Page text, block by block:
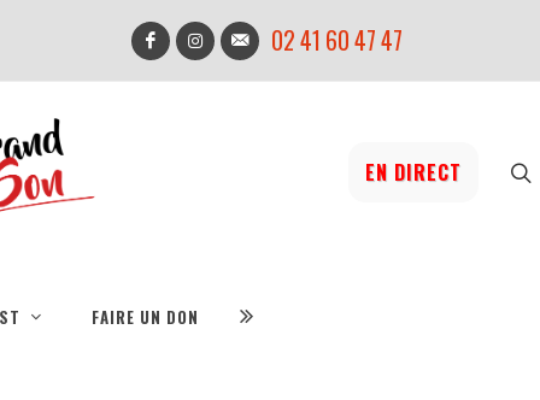
02 41 60 47 47
EN DIRECT
FAIRE UN DON